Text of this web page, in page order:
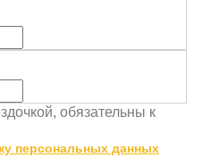
обязательны к
персональных данных